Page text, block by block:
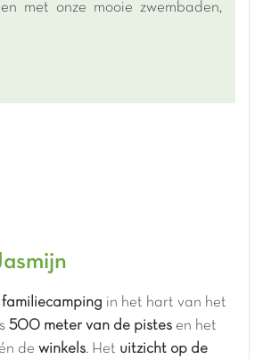
met onze mooie zwembaden,
familiecamping in het hart van het
500 meter van de pistes en het
dewinkels. Het uitzicht op de